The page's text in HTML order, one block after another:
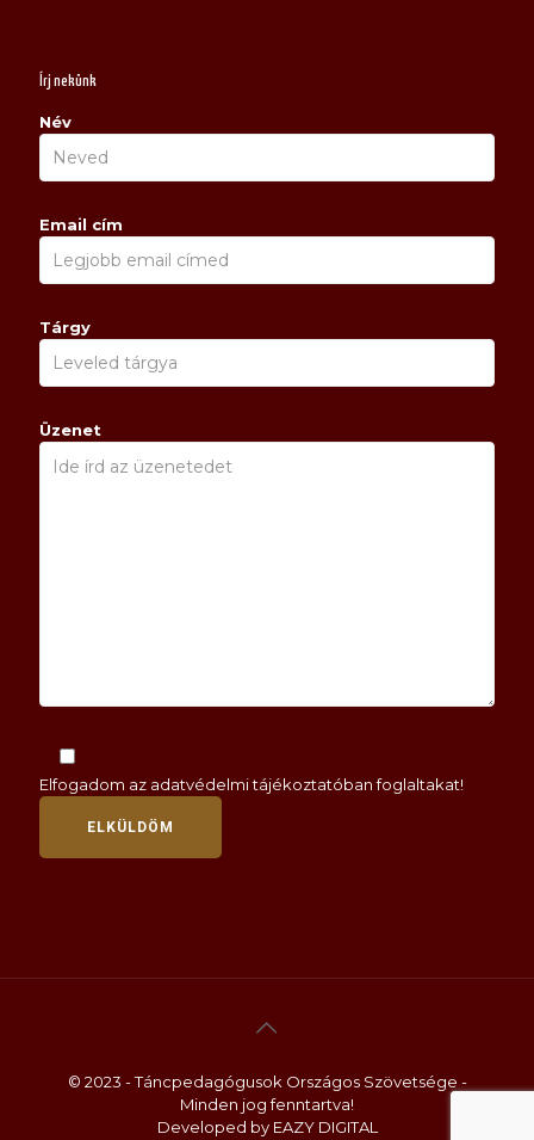
Írj nekünk
Név
Email cím
Tárgy
Üzenet
Elfogadom az adatvédelmi tájékoztatóbanfoglaltakat!
© 2023 - Táncpedagógusok Országos Szövetsége -
Minden jog fenntartva!
Developed by EAZY DIGITAL